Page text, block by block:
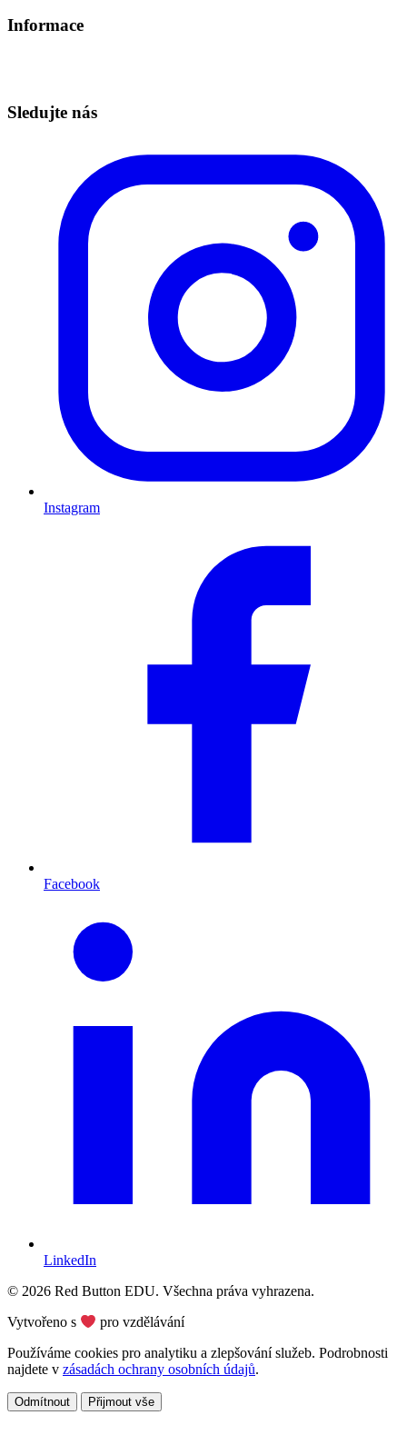
Informace
Sledujte nás
Instagram
Facebook
LinkedIn
© 2026 Red Button EDU. Všechna práva vyhrazena.
Vytvořeno s
pro vzdělávání
Používáme cookies pro analytiku a zlepšování služeb. Podrobnosti
najdete v zásadách ochrany osobních údajů.
Odmítnout Přijmout vše